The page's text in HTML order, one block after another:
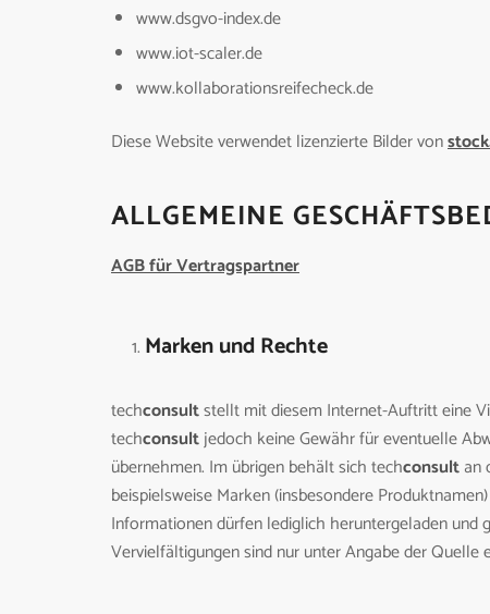
www.dsgvo-index.de
www.iot-scaler.de
www.kollaborationsreifecheck.de
Diese Website verwendet lizenzierte Bilder von
ALLGEMEINE
AGB für Vertragspartner
Marken und Rechte
techconsultstellt mit diesem Internet-Auftritt eine
techconsultjedoch keine Gewähr für eventuelle
übernehmen. Im übrigen behält sich techconsultan
beispielsweise Marken (insbesondere
Informationen dürfen lediglich heruntergeladen
Vervielfältigungen sind nur unter Angabe der Quelle